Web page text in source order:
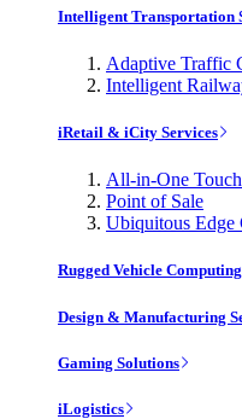
Intelligent Transportation
Adaptive Traffic
Intelligent
iRetail & iCity Services
All-in-One
Point of Sale
Ubiquitous Edge
Rugged Vehicle Computing
Design & Manufacturing
Gaming Solutions
iLogistics